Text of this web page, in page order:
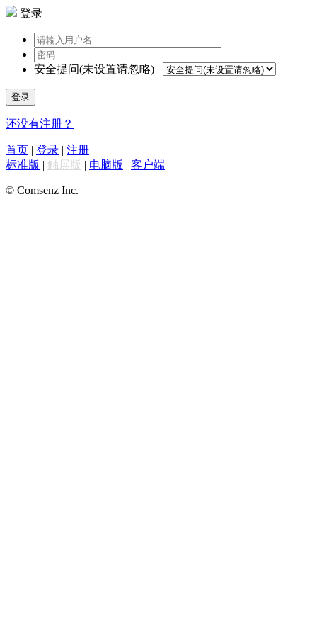
登录
安全提问(未设置请忽略)
登录
还没有注册？
首页 | 登录 | 注册
标准版 | 触屏版 | 电脑版 | 客户端
© Comsenz Inc.